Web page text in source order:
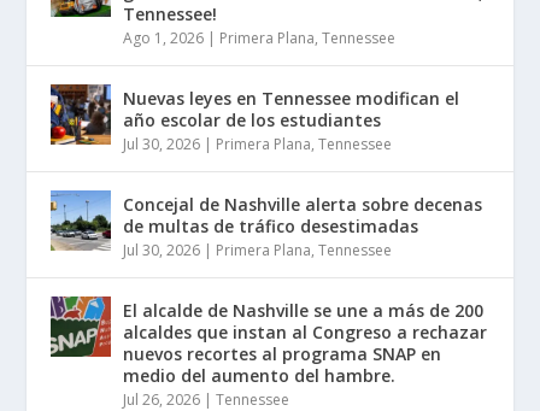
Tennessee!
Ago 1, 2026 | Primera Plana,Tennessee
Nuevas leyes en Tennessee modifican el
año escolar de los estudiantes
Jul 30, 2026 | Primera Plana,Tennessee
Concejal de Nashville alerta sobre decenas
de multas de tráfico desestimadas
Jul 30, 2026 | Primera Plana,Tennessee
El alcalde de Nashville se une a más de 200
alcaldes que instan al Congreso a rechazar
nuevos recortes al programa SNAP en
medio del aumento del hambre.
Jul 26, 2026 |Tennessee